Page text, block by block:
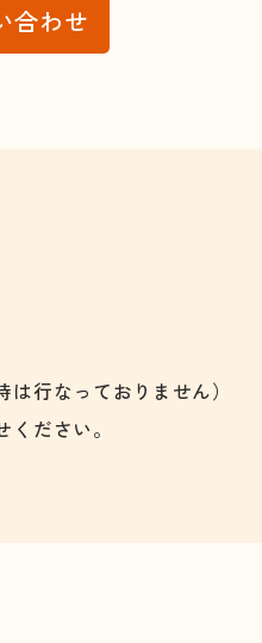
合わせ
は行なっておりません）
ださい。